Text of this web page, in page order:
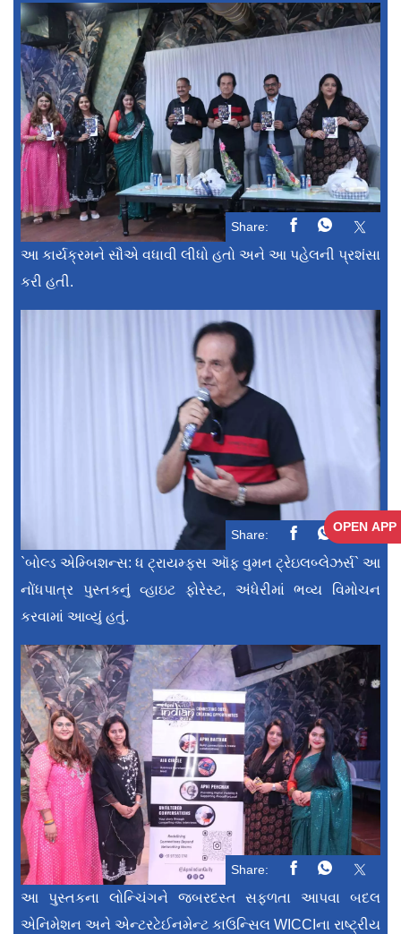
OPEN APP
Share:
આ કાર્યક્રમને સૌએ વધાવી લીધો હતો અને આ પહેલની પ્રશંસા
કરી હતી.
Share:
`બોલ્ડ એમ્બિશન્સ: ધ ટ્રાયમ્ફ્સ ઑફ વુમન ટ્રેઇલબ્લેઝર્સ` આ
નોંધપાત્ર પુસ્તકનું વ્હાઇટ ફોરેસ્ટ, અંધેરીમાં ભવ્ય વિમોચન
કરવામાં આવ્યું હતું.
Share:
આ પુસ્તકના લોન્ચિંગને જબરદસ્ત સફળતા આપવા બદલ
એનિમેશન અને એન્ટરટેઈનમેન્ટ કાઉન્સિલ WICCIના રાષ્ટ્રીય